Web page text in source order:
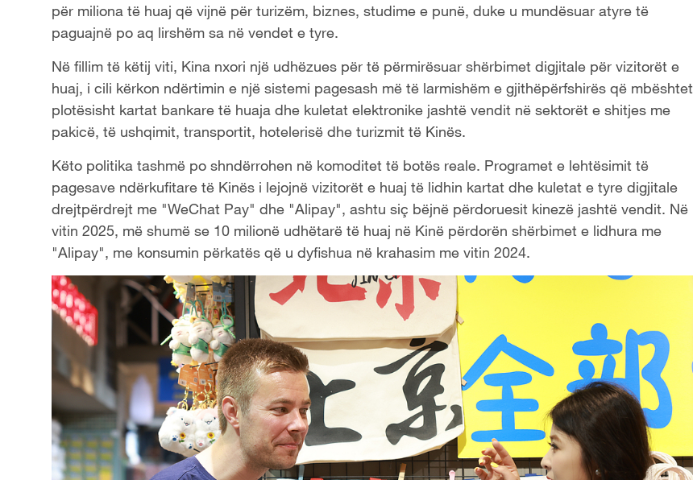
për miliona të huaj që vijnë për turizëm, biznes, studime e punë, duke u mundësuar atyre të
paguajnë po aq lirshëm sa në vendet e tyre.
Në fillim të këtij viti, Kina nxori një udhëzues për të përmirësuar shërbimet digjitale për vizitorët e
huaj, i cili kërkon ndërtimin e një sistemi pagesash më të larmishëm e gjithëpërfshirës që mbështet
plotësisht kartat bankare të huaja dhe kuletat elektronike jashtë vendit në sektorët e shitjes me
pakicë, të ushqimit, transportit, hotelerisë dhe turizmit të Kinës.
Këto politika tashmë po shndërrohen në komoditet të botës reale. Programet e lehtësimit të
pagesave ndërkufitare të Kinës i lejojnë vizitorët e huaj të lidhin kartat dhe kuletat e tyre digjitale
drejtpërdrejt me "WeChat Pay" dhe "Alipay", ashtu siç bëjnë përdoruesit kinezë jashtë vendit. Në
vitin 2025, më shumë se 10 milionë udhëtarë të huaj në Kinë përdorën shërbimet e lidhura me
"Alipay", me konsumin përkatës që u dyfishua në krahasim me vitin 2024.